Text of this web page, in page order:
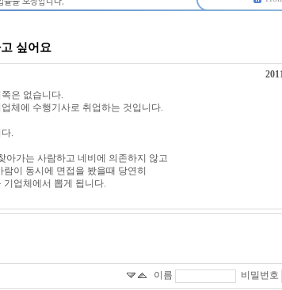
싶어요
은 없습니다.
체에 수행기사로 취업하는 것입니다.
.
아가는 사람하고 네비에 의존하지 않고
이 동시에 면접을 봤을때 당연히
업체에서 뽑게 됩니다.
이름 비밀번호